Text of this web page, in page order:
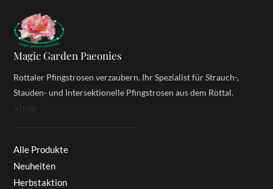
Magic Garden Paeonies
Rottaler Pfingstrosen verzaubern. Ihr Spezialist für Strauch-,
Stauden- und Intersektionelle Pfingstrosen aus dem Rottal.
Shop
Alle Produkte
Neuheiten
Herbstaktion